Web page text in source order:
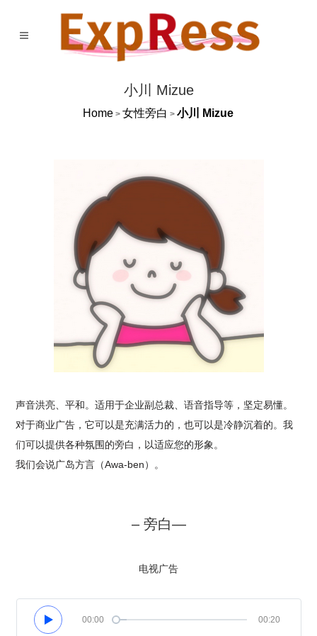
小川 Mizue
Home >女性旁白 >小川 Mizue
声音洪亮、平和。适用于企业副总裁、语音指导等，坚定易懂。
对于商业广告，它可以是充满活力的，也可以是冷静沉着的。我
们可以提供各种氛围的旁白，以适应您的形象。
我们会说广岛方言（Awa-ben）。
– 旁白—
电视广告
00:00 00:20